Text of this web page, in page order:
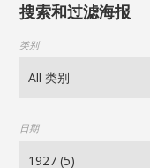
搜索和过滤海报
类别
日期